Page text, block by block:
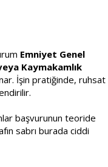
Emniyet Genel
Kaymakamlık
İşin pratiğinde, ruhsat
başvurunun teoride
sabrı burada ciddi